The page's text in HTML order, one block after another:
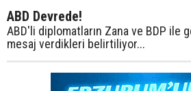
ABD Devrede!
ABD'li diplomatların Zana ve BDP ile
mesaj verdikleri belirtiliyor...